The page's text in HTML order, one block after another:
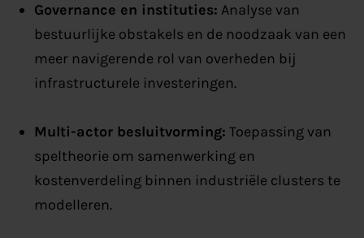
Governance en instituties: Analyse van
bestuurlijke obstakels en de noodzaak van een
meer navigerende rol van overheden bij
infrastructurele investeringen.
Multi-actor besluitvorming: Toepassing van
speltheorie om samenwerking en
kostenverdeling binnen industriële clusters te
modelleren.